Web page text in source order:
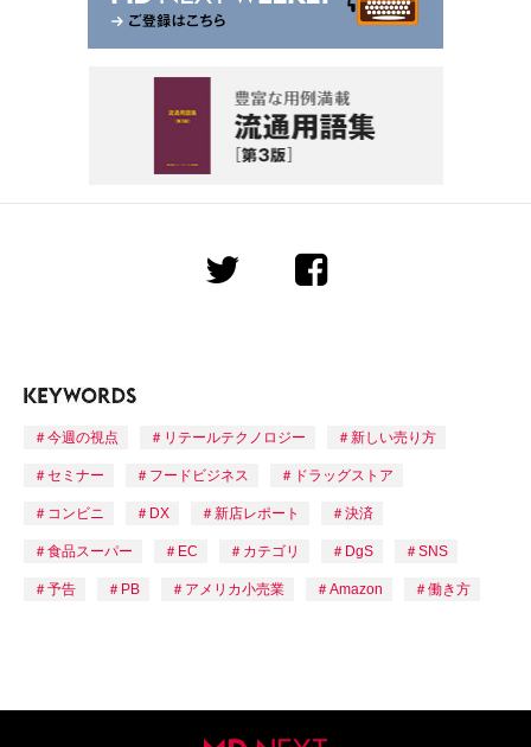
今週の視点 リテールテクノロジー 新しい売り方
セミナー フードビジネス ドラッグストア
コンビニ DX 新店レポート 決済
食品スーパー EC カテゴリ DgS SNS
予告 PB アメリカ小売業 Amazon 働き方